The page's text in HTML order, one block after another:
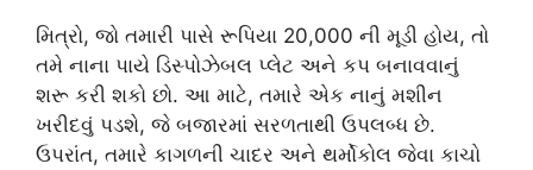
મિત્રો, જો તમારી પાસે રૂપિયા 20,000 ની મૂડી હોય, તો
તમે નાના પાયે ડિસ્પોઝેબલ પ્લેટ અને કપ બનાવવાનું
શરૂ કરી શકો છો. આ માટે, તમારે એક નાનું મશીન
ખરીદવું પડશે, જે બજારમાં સરળતાથી ઉપલબ્ધ છે.
ઉપરાંત, તમારે કાગળની ચાદર અને થર્મોકોલ જેવા કાચો